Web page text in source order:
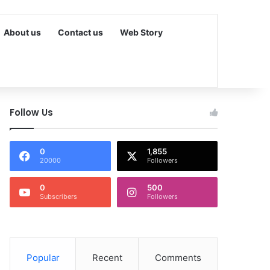
About us Contact us Web Story
Follow Us
0
20000
1,855
Followers
0
Subscribers
500
Followers
Popular Recent Comments